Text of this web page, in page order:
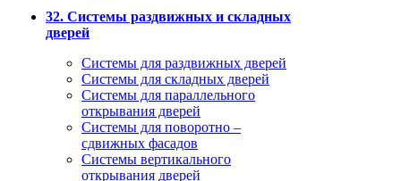
32. Системы раздвижных и складных
дверей
Системы для раздвижных дверей
Системы для складных дверей
Системы для параллельного
открывания дверей
Системы для поворотно –
сдвижных фасадов
Системы вертикального
открывания дверей